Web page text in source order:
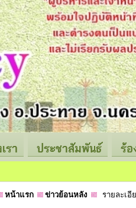
รา ประชาสัมพันธ์ ร้
หน้าแรก ข่าวย้อนหลัง รายละเ